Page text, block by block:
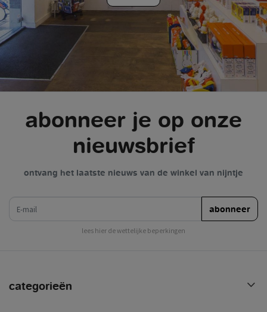
abonneer je op onze
nieuwsbrief
ontvang het laatste nieuws van de winkel van nijntje
abonneer
lees hier de wettelijke beperkingen
categorieën